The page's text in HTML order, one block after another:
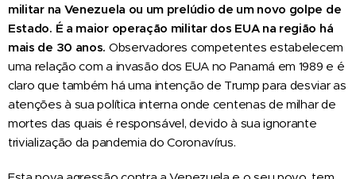
militar na Venezuela ou um prelúdio de um novo golpe de
Estado. É a maior operação militar dos EUA na região há
mais de 30 anos. Observadores competentes estabelecem
uma relação com a invasão dos EUA no Panamá em 1989 e é
claro que também há uma intenção de Trump para desviar as
atenções à sua política interna onde centenas de milhar de
mortes das quais é responsável, devido à sua ignorante
trivialização da pandemia do Coronavírus.